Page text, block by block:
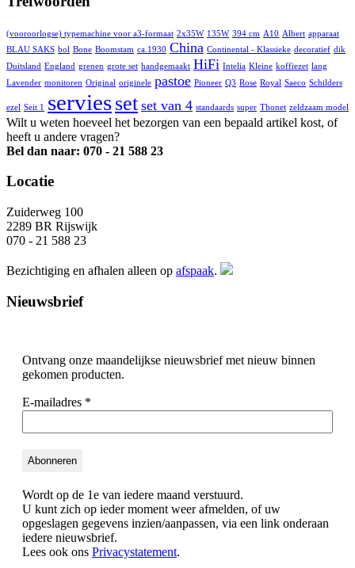
(vooroorlogse) typemachine voor a3-formaat 2x35W 135W 394 cm A10 Albert apparaat
BLAU SAKS bol Bone Boomstam ca.1930 China Continental - Klassieke decoratief dik
Duitsland England grenen grote set handgemaakt HiFi Intelia Kleine koffiezet lang
Lavender monitoren Original originele pastoe Pioneer Q3 Rose Royal Saeco Schilders
ezel Seit 1 serviesset set van 4 standaards super Thonet zeldzaam model
Wilt u weten hoeveel het bezorgen van een bepaald artikel kost, of
heeft u andere vragen?
Bel dan naar: 070 - 21 588 23
Locatie
Zuiderweg 100
2289 BR Rijswijk
070 - 21 588 23
Bezichtiging en afhalen alleen op afspaak.
Nieuwsbrief
Ontvang onze maandelijkse nieuwsbrief met nieuw binnen
gekomen producten.
E-mailadres *
Wordt op de 1e van iedere maand verstuurd.
U kunt zich op ieder moment weer afmelden, of uw
opgeslagen gegevens inzien/aanpassen, via een link onderaan
iedere nieuwsbrief.
Lees ook ons Privacystatement.